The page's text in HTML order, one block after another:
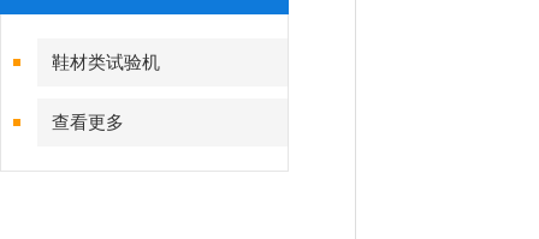
鞋材类试验机
查看更多